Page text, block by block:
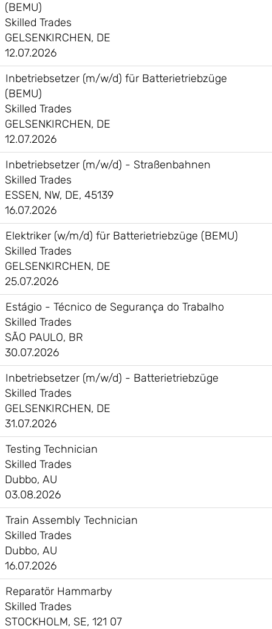
(BEMU)
Skilled Trades
GELSENKIRCHEN, DE
12.07.2026
Inbetriebsetzer (m/w/d) für Batterietriebzüge
(BEMU)
Skilled Trades
GELSENKIRCHEN, DE
12.07.2026
Inbetriebsetzer (m/w/d) - Straßenbahnen
Skilled Trades
ESSEN, NW, DE, 45139
16.07.2026
Elektriker (w/m/d) für Batterietriebzüge (BEMU)
Skilled Trades
GELSENKIRCHEN, DE
25.07.2026
Estágio - Técnico de Segurança do Trabalho
Skilled Trades
SÃO PAULO, BR
30.07.2026
Inbetriebsetzer (m/w/d) - Batterietriebzüge
Skilled Trades
GELSENKIRCHEN, DE
31.07.2026
Testing Technician
Skilled Trades
Dubbo, AU
03.08.2026
Train Assembly Technician
Skilled Trades
Dubbo, AU
16.07.2026
Reparatör Hammarby
Skilled Trades
STOCKHOLM, SE, 121 07